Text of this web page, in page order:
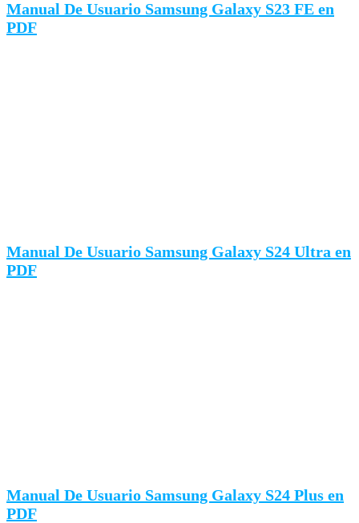
Manual De Usuario Samsung Galaxy S23 FE en
PDF
Manual De Usuario Samsung Galaxy S24 Ultra en
PDF
Manual De Usuario Samsung Galaxy S24 Plus en
PDF